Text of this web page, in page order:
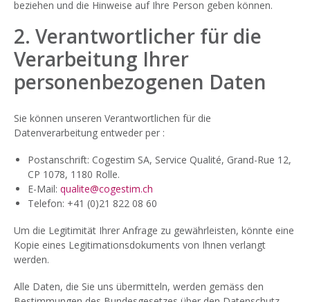
beziehen und die Hinweise auf Ihre Person geben können.
2. Verantwortlicher für die
Verarbeitung Ihrer
personenbezogenen Daten
Sie können unseren Verantwortlichen für die
Datenverarbeitung entweder per :
Postanschrift: Cogestim SA, Service Qualité, Grand-Rue 12,
CP 1078, 1180 Rolle.
E-Mail: qualite@cogestim.ch
Telefon: +41 (0)21 822 08 60
Um die Legitimität Ihrer Anfrage zu gewährleisten, könnte eine
Kopie eines Legitimationsdokuments von Ihnen verlangt
werden.
Alle Daten, die Sie uns übermitteln, werden gemäss den